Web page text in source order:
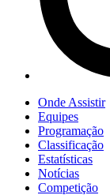
Onde Assistir
Equipes
Programação
Classificação
Estatísticas
Notícias
Competição